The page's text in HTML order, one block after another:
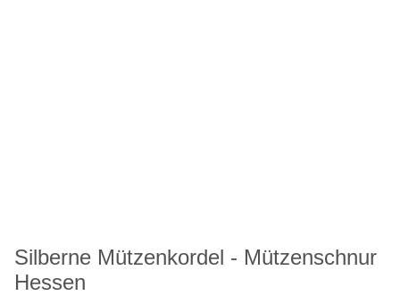
Silberne Mützenkordel - Mützenschnur
Hessen